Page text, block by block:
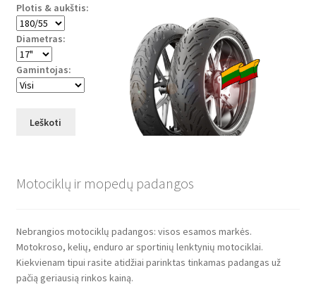
Plotis & aukštis:
Diametras:
Gamintojas:
Leškoti
Motociklų ir mopedų padangos
Nebrangios motociklų padangos: visos esamos markės.
Motokroso, kelių, enduro ar sportinių lenktynių motociklai.
Kiekvienam tipui rasite atidžiai parinktas tinkamas padangas už
pačią geriausią rinkos kainą.